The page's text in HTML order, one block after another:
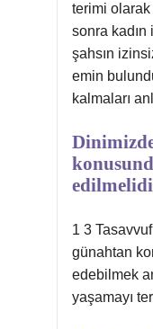
terimi
sonra
şahsın
emin
kalmaları
1 3
günahtan
edebilmek
yaşamayı